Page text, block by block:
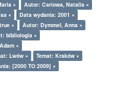
×
Autor: Cariowa, Natalia ×
×
Data wydania: 2001 ×
×
Autor: Dymmel, Anna ×
bibliologia ×
×
Lwów ×
Temat: Kraków ×
[2000 TO 2009] ×